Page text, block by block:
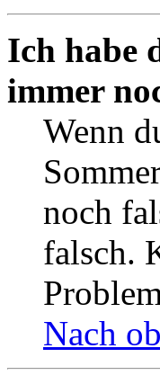
Ich habe
immer
Wenn
noch
falsch.
Nach